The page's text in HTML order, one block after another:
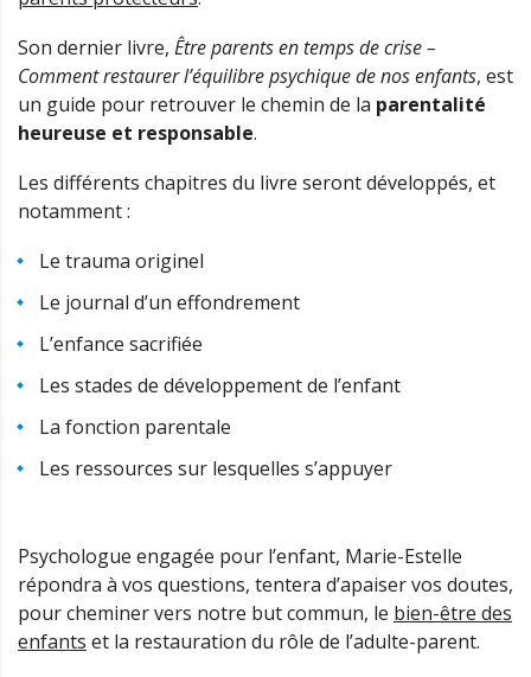
Son dernier livre, Être parents en temps de crise –
Comment restaurer l’équilibre psychique de nos enfants, est
un guide pour retrouver le chemin de la parentalité
heureuse et responsable.
Les différents chapitres du livre seront développés, et
notamment :
Le trauma originel
Le journal d’un effondrement
L’enfance sacrifiée
Les stades de développement de l’enfant
La fonction parentale
Les ressources sur lesquelles s’appuyer
Psychologue engagée pour l’enfant, Marie-Estelle
répondra à vos questions, tentera d’apaiser vos doutes,
pour cheminer vers notre but commun, le bien-être des
enfants et la restauration du rôle de l’adulte-parent.